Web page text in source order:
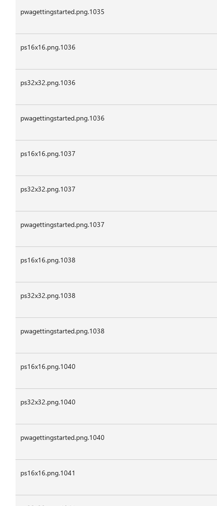
pwagettingstarted.png.1035
ps16x16.png.1036
ps32x32.png.1036
pwagettingstarted.png.1036
ps16x16.png.1037
ps32x32.png.1037
pwagettingstarted.png.1037
ps16x16.png.1038
ps32x32.png.1038
pwagettingstarted.png.1038
ps16x16.png.1040
ps32x32.png.1040
pwagettingstarted.png.1040
ps16x16.png.1041